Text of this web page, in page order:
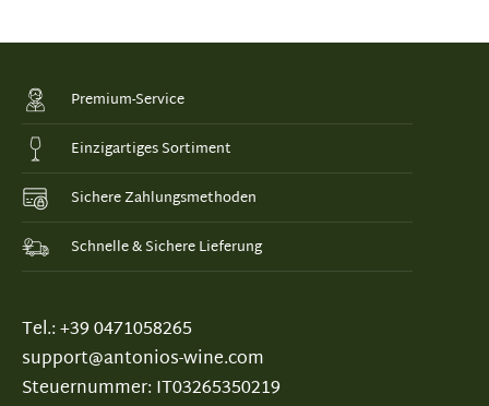
Premium-Service
Einzigartiges Sortiment
Sichere Zahlungsmethoden
Schnelle & Sichere Lieferung
Tel.: +39 0471058265
support@antonios-wine.com
Steuernummer: IT03265350219